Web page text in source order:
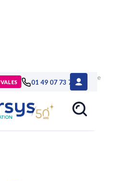
01 49 07 73 73
numériques
Formation Adobe
l'audio